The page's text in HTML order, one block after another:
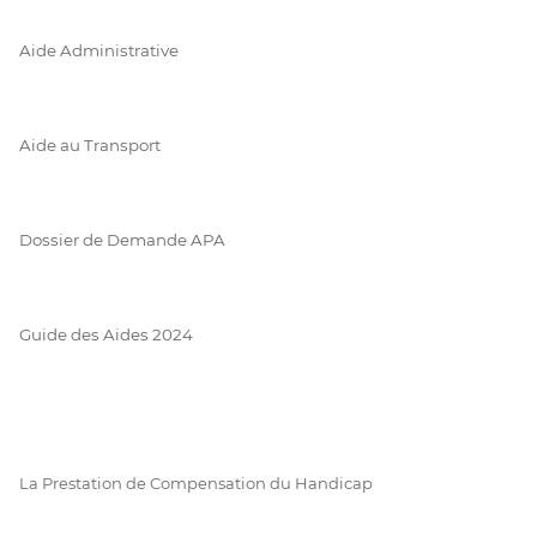
Aide Administrative
Aide au Transport
Dossier de Demande APA
Guide des Aides 2024
La Prestation de Compensation du Handicap